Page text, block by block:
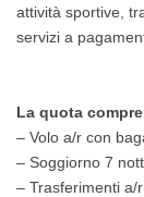
attività sportive,
servizi a
La quota
– Volo a/r con
– Soggiorno 7
– Trasferimenti a/r